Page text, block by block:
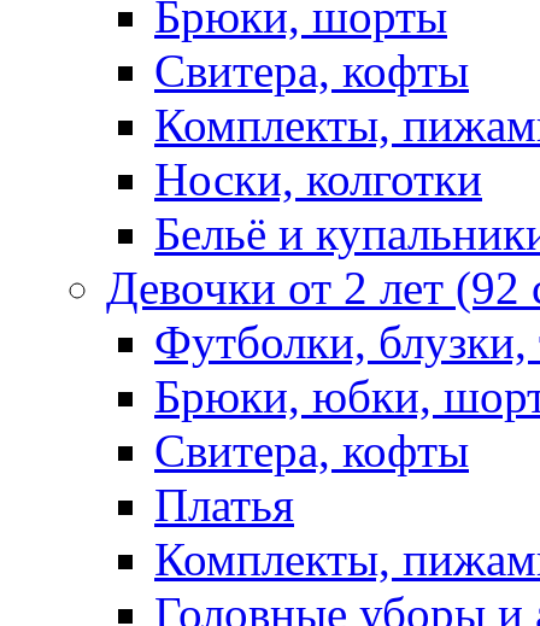
Брюки, шорты
Свитера, кофты
Комплекты,
Носки, колготки
Бельё и
Девочки от 2 лет
Футболки,
Брюки, юбки,
Свитера, кофты
Платья
Комплекты,
Головные уборы и